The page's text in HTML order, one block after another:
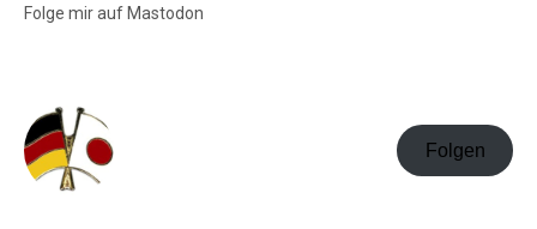
Folge mir auf Mastodon
Folgen